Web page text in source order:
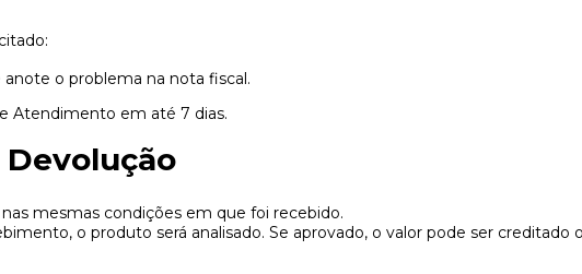
anote o problema na nota fiscal.
Atendimento em até 7 dias.
mesmas condições em que foi recebido.
o produto será analisado. Se aprovado, o valor pode ser creditado